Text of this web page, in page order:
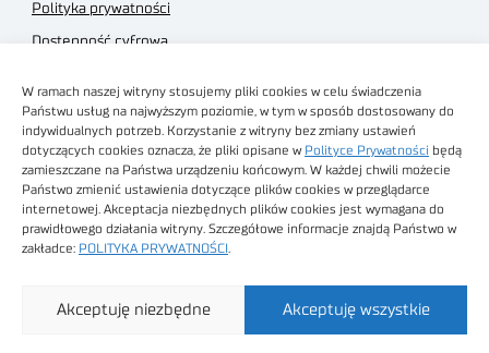
W ramach naszej witryny stosujemy pliki cookies w celu świadczenia
Państwu usług na najwyższym poziomie, w tym w sposób dostosowany do
indywidualnych potrzeb. Korzystanie z witryny bez zmiany ustawień
dotyczących cookies oznacza, że pliki opisane w Polityce Prywatności będą
zamieszczane na Państwa urządzeniu końcowym. W każdej chwili możecie
Państwo zmienić ustawienia dotyczące plików cookies w przeglądarce
internetowej. Akceptacja niezbędnych plików cookies jest wymagana do
prawidłowego działania witryny. Szczegółowe informacje znajdą Państwo w
zakładce: POLITYKA PRYWATNOŚCI
Akceptuję wszystkie
Akceptuję niezbędne
Polityka prywatności
Dostępność cyfrowa
Regulamin sklepu
Obrazy stockowe
autorstwa
Technologiczny